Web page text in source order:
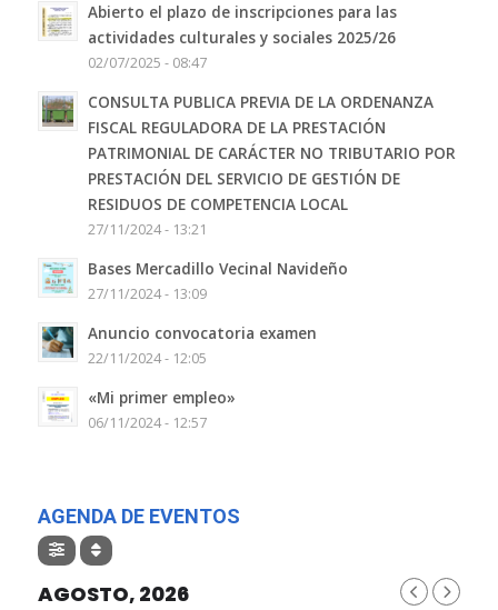
Abierto el plazo de inscripciones para las
actividades culturales y sociales 2025/26
02/07/2025 - 08:47
CONSULTA PUBLICA PREVIA DE LA ORDENANZA
FISCAL REGULADORA DE LA PRESTACIÓN
PATRIMONIAL DE CARÁCTER NO TRIBUTARIO POR
PRESTACIÓN DEL SERVICIO DE GESTIÓN DE
RESIDUOS DE COMPETENCIA LOCAL
27/11/2024 - 13:21
Bases Mercadillo Vecinal Navideño
27/11/2024 - 13:09
Anuncio convocatoria examen
22/11/2024 - 12:05
«Mi primer empleo»
06/11/2024 - 12:57
AGENDA DE EVENTOS
AGOSTO, 2026